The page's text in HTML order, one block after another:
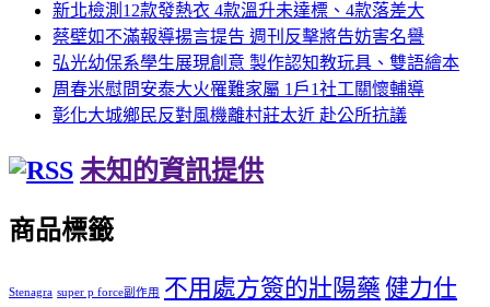
新北檢測12款發熱衣 4款溫升未達標、4款落差大
蔡壁如不滿報導揚言提告 週刊反擊將告妨害名譽
弘光幼保系學生展現創意 製作認知教玩具、雙語繪本
周春米慰問安泰大火罹難家屬 1戶1社工關懷輔導
彰化大城鄉民反對風機離村莊太近 赴公所抗議
未知的資訊提供
商品標籤
Stenagra super p force副作用 不用處方簽的壯陽藥 健力仕